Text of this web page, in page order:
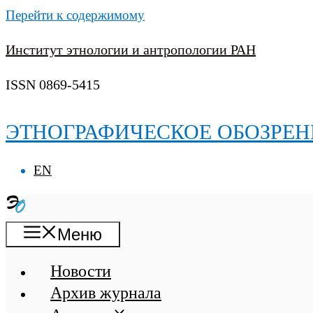
Перейти к содержимому
Институт этнологии и антропологии РАН
ISSN 0869-5415
ЭТНОГРАФИЧЕСКОЕ
EN
Меню
Новости
Архив журнала